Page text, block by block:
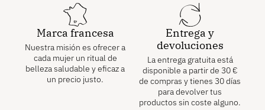
Marca francesa
Nuestra misión es ofrecer a
cada mujer un ritual de
belleza saludable y eficaz a
un precio justo.
Entrega y
devoluciones
La entrega gratuita está
disponible a partir de 30 €
de compras y tienes 30 días
para devolver tus
productos sin coste alguno.